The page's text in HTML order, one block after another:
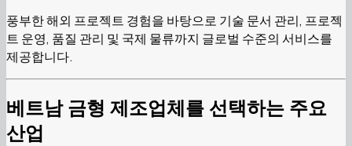
풍부한 해외 프로젝트 경험을 바탕으로 기술 문서 관리, 프로젝
트 운영, 품질 관리 및 국제 물류까지 글로벌 수준의 서비스를
제공합니다.
베트남 금형 제조업체를 선택하는 주요
산업